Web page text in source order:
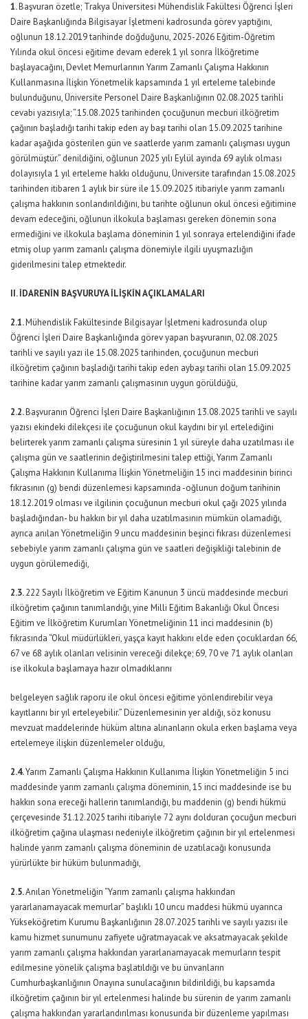
1.Başvuran özetle; Trakya Üniversitesi Mühendislik Fakültesi Öğrenci İşleri
Daire Başkanlığında Bilgisayar İşletmeni kadrosunda görev yaptığını,
oğlunun 18.12.2019 tarihinde doğduğunu, 2025-2026 Eğitim-Öğretim
Yılında okul öncesi eğitime devam ederek 1 yıl sonra İlköğretime
başlayacağını, Devlet Memurlarının Yarım Zamanlı Çalışma Hakkının
Kullanmasına İlişkin Yönetmelik kapsamında 1 yıl erteleme talebinde
bulunduğunu, Üniversite Personel Daire Başkanlığının 02.08.2025 tarihli
cevabi yazısıyla; “.15.08.2025 tarihinden çocuğunun mecburi ilköğretim
çağının başladığı tarihi takip eden ay başı tarihi olan 15.09.2025 tarihine
kadar aşağıda gösterilen gün ve saatlerde yarım zamanlı çalışması uygun
görülmüştür.” denildiğini, oğlunun 2025 yılı Eylül ayında 69 aylık olması
dolayısıyla 1 yıl erteleme hakkı olduğunu, Üniversite tarafından 15.08.2025
tarihinden itibaren 1 aylık bir süre ile 15.09.2025 itibariyle yarım zamanlı
çalışma hakkının sonlandırıldığını, bu tarihte oğlunun okul öncesi eğitimine
devam edeceğini, oğlunun ilkokula başlaması gereken dönemin sona
ermediğini ve ilkokula başlama döneminin 1 yıl sonraya ertelendiğini ifade
etmiş olup yarım zamanlı çalışma dönemiyle ilgili uyuşmazlığın
giderilmesini talep etmektedir.
II. İDARENİN BAŞVURUYA İLİŞKİN AÇIKLAMALARI
2.1.Mühendislik Fakültesinde Bilgisayar İşletmeni kadrosunda olup
Öğrenci İşleri Daire Başkanlığında görev yapan başvuranın, 02.08.2025
tarihli ve sayılı yazı ile 15.08.2025 tarihinden, çocuğunun mecburi
ilköğretim çağının başladığı tarihi takip eden aybaşı tarihi olan 15.09.2025
tarihine kadar yarım zamanlı çalışmasının uygun görüldüğü,
2.2.Başvuranın Öğrenci İşleri Daire Başkanlığının 13.08.2025 tarihli ve sayılı
yazısı ekindeki dilekçesi ile çocuğunun okul kaydını bir yıl ertelediğini
belirterek yarım zamanlı çalışma süresinin 1 yıl süreyle daha uzatılması ile
çalışma gün ve saatlerinin değiştirilmesini talep ettiği, Yarım Zamanlı
Çalışma Hakkının Kullanıma İlişkin Yönetmeliğin 15 inci maddesinin birinci
fıkrasının (g) bendi düzenlemesi kapsamında -oğlunun doğum tarihinin
18.12.2019 olması ve ilgilinin çocuğunun mecburi okul çağı 2025 yılında
başladığından- bu hakkın bir yıl daha uzatılmasının mümkün olamadığı,
ayrıca anılan Yönetmeliğin 9 uncu maddesinin beşinci fıkrası düzenlemesi
sebebiyle yarım zamanlı çalışma gün ve saatleri değişikliği talebinin de
uygun görülemediği,
2.3.222 Sayılı İlköğretim ve Eğitim Kanunun 3 üncü maddesinde mecburi
ilköğretim çağının tanımlandığı, yine Milli Eğitim Bakanlığı Okul Öncesi
Eğitim ve İlköğretim Kurumları Yönetmeliğinin 11 inci maddesinin (b)
fıkrasında “Okul müdürlükleri, yaşça kayıt hakkını elde eden çocuklardan 66,
67 ve 68 aylık olanları velisinin vereceği dilekçe; 69, 70 ve 71 aylık olanları
ise ilkokula başlamaya hazır olmadıklarını
belgeleyen sağlık raporu ile okul öncesi eğitime yönlendirebilir veya
kayıtlarını bir yıl erteleyebilir.” Düzenlemesinin yer aldığı, söz konusu
mevzuat maddelerinde hüküm altına alınanların okula erken başlama veya
ertelemeye ilişkin düzenlemeler olduğu,
2.4.Yarım Zamanlı Çalışma Hakkının Kullanıma İlişkin Yönetmeliğin 5 inci
maddesinde yarım zamanlı çalışma döneminin, 15 inci maddesinde ise bu
hakkın sona ereceği hallerin tanımlandığı, bu maddenin (g) bendi hükmü
çerçevesinde 31.12.2025 tarihi itibariyle 72 aynı dolduran çocuğun mecburi
ilköğretim çağına ulaşması nedeniyle ilköğretim çağının bir yıl ertelenmesi
halinde yarım zamanlı çalışma döneminin de uzatılacağı konusunda
yürürlükte bir hüküm bulunmadığı,
2.5.Anılan Yönetmeliğin “Yarım zamanlı çalışma hakkından
yararlanamayacak memurlar” başlıklı 10 uncu maddesi hükmü uyarınca
Yükseköğretim Kurumu Başkanlığının 28.07.2025 tarihli ve sayılı yazısı ile
kamu hizmet sunumunu zafiyete uğratmayacak ve aksatmayacak şekilde
yarım zamanlı çalışma hakkından yararlanamayacak memurların tespit
edilmesine yönelik çalışma başlatıldığı ve bu ünvanların
Cumhurbaşkanlığının Onayına sunulacağının bildirildiği, bu kapsamda
ilköğretim çağının bir yıl ertelenmesi halinde bu sürenin de yarım zamanlı
çalışma hakkından yararlandırılması konusunda bir düzenleme yapılması